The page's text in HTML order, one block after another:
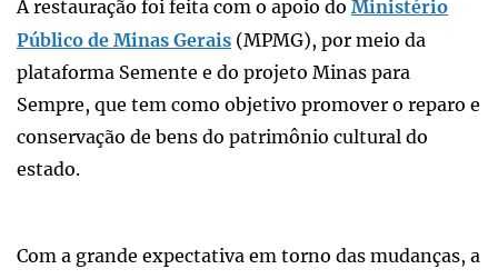
A restauração foi feita com o apoio do Ministério
Público de Minas Gerais (MPMG), por meio da
plataforma Semente e do projeto Minas para
Sempre, que tem como objetivo promover o reparo e
conservação de bens do patrimônio cultural do
estado.
Com a grande expectativa em torno das mudanças, a